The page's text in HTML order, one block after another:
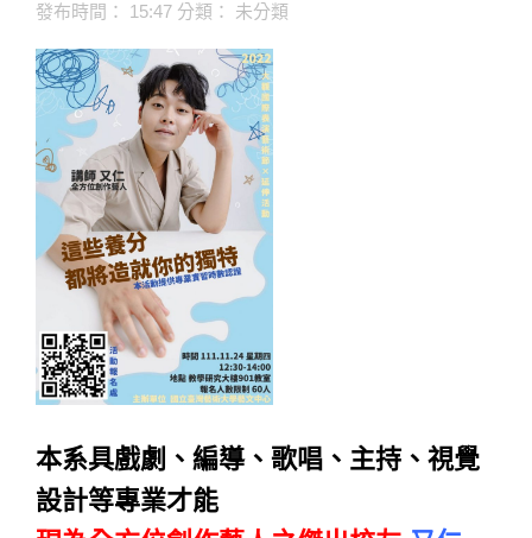
發布時間： 15:47 分類： 未分類
本系具戲劇、編導、歌唱、主持、視覺
設計等專業才能